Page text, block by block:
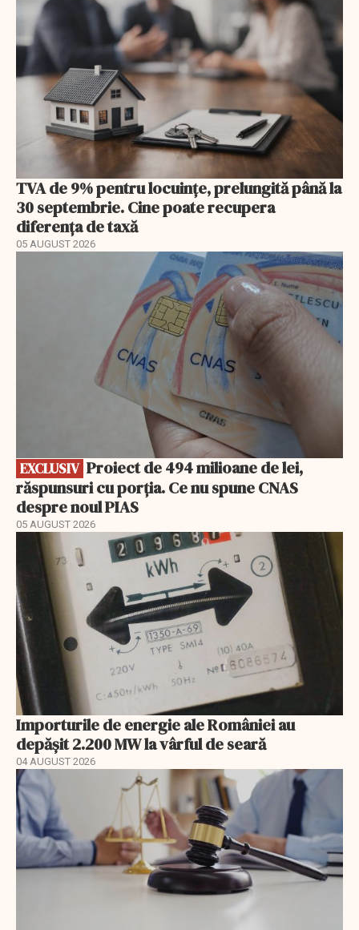
TVA de 9% pentru locuințe, prelungită până la
30 septembrie. Cine poate recupera
diferența de taxă
05 AUGUST 2026
EXCLUSIV
răspunsuri cu porția. Ce nu spune CNAS
despre noul PIAS
05 AUGUST 2026
Importurile de energie ale României au
depășit 2.200 MW la vârful de seară
04 AUGUST 2026